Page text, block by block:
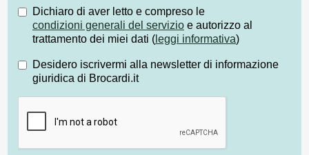
Dichiaro di aver letto e compreso le
condizioni generali del servizio e autorizzo al
trattamento dei miei dati ( leggi informativa)
Desidero iscrivermi alla newsletter di informazione
giuridica di Brocardi.it